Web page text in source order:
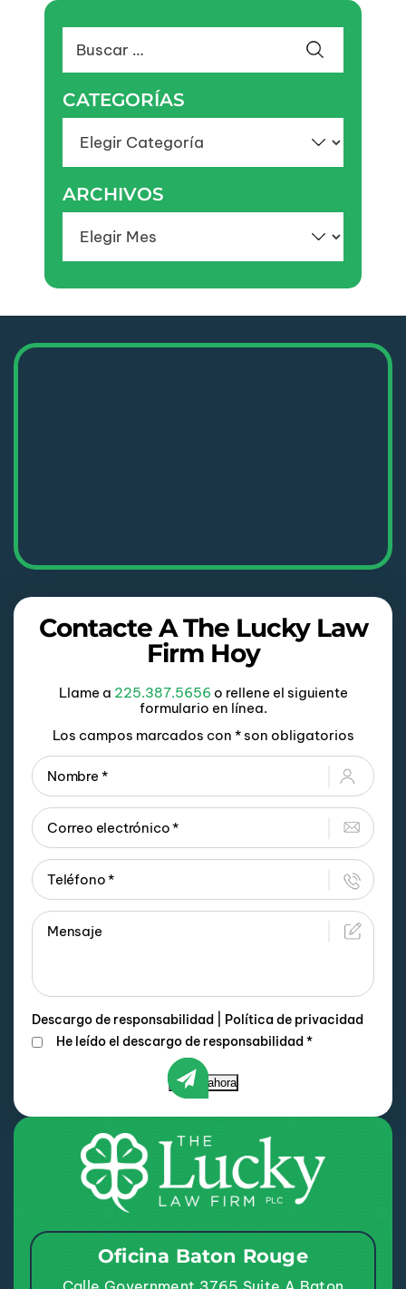
CATEGORÍAS
ARCHIVOS
Contacte A The Lucky Law
Firm Hoy
Llame a 225.387.5656 o rellene el siguiente
formulario en línea.
Los campos marcados con * son obligatorios
Descargo de responsabilidad
Política de privacidad
He leído el descargo de responsabilidad*
Enviar ahora
Oficina Baton Rouge